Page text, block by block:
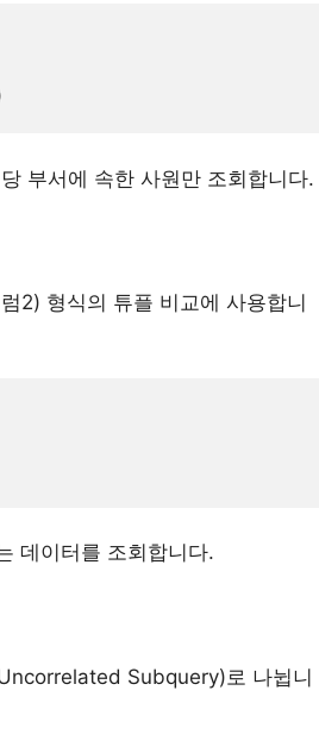
부서에 속한 사원만 조회합니다.
2) 형식의 튜플 비교에 사용합니
데이터를 조회합니다.
Subquery)로 나뉩니